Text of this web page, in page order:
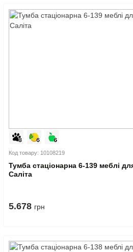
Код товару: 10108219
Тумба стаціонарна 6-139 меблі
Саліта
5.678 грн